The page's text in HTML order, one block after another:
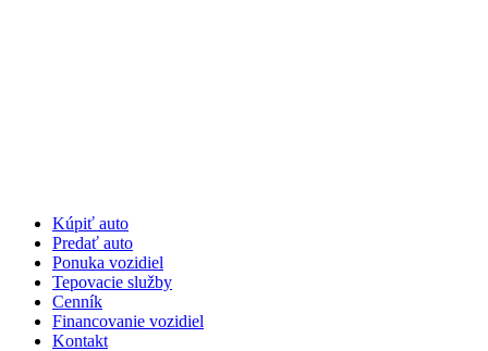
Kúpiť auto
Predať auto
Ponuka vozidiel
Tepovacie služby
Cenník
Financovanie vozidiel
Kontakt